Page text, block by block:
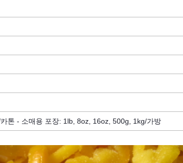
톤 - 소매용 포장: 1lb, 8oz, 16oz, 500g, 1kg/가방